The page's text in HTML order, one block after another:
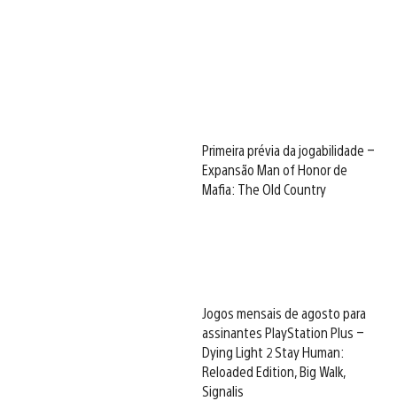
Primeira prévia da jogabilidade –
Expansão Man of Honor de
Mafia: The Old Country
Jogos mensais de agosto para
assinantes PlayStation Plus –
Dying Light 2 Stay Human:
Reloaded Edition, Big Walk,
Signalis